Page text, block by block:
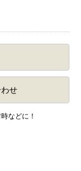
せ
などに！